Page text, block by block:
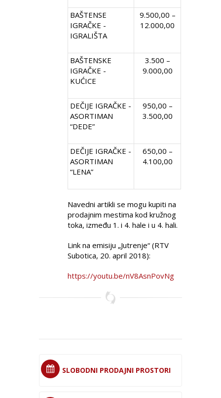
BAŠTENSE
IGRAČKE -
IGRALIŠTA
9.500,00 –
12.000,00
BAŠTENSKE
IGRAČKE -
KUĆICE
3.500 –
9.000,00
DEČIJE IGRAČKE -
ASORTIMAN
“DEDE”
950,00 –
3.500,00
DEČIJE IGRAČKE -
ASORTIMAN
“LENA”
650,00 –
4.100,00
Navedni artikli se mogu kupiti na
prodajnim mestima kod kružnog
toka, između 1. i 4. hale i u 4. hali.
Link na emisiju „Jutrenje“ (RTV
Subotica, 20. april 2018):
https://youtu.be/nV8AsnPovNg
SLOBODNI PRODAJNI PROSTORI